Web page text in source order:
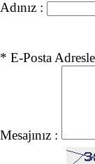
Adınız :
* E-Posta
Mesajınız :